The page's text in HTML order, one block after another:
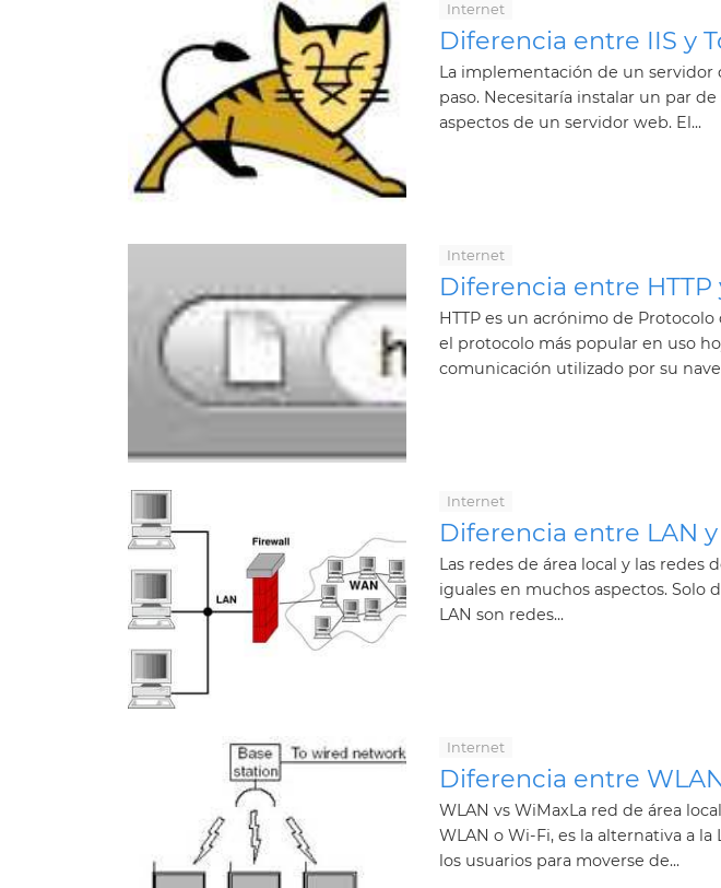
Internet
Diferencia entre IIS y
La implementación de un
paso. Necesitaría instalar un par
aspectos de un servidor web. El...
Internet
Diferencia entre HTTP
HTTP es un acrónimo de
el protocolo más popular en uso
comunicación utilizado por su
Internet
Diferencia entre LAN
Las redes de área local y las redes
iguales en muchos aspectos. Solo
LAN son redes...
Internet
Diferencia entre
WLAN vs WiMaxLa red de área
WLAN o Wi-Fi, es la alternativa a
los usuarios para moverse de...